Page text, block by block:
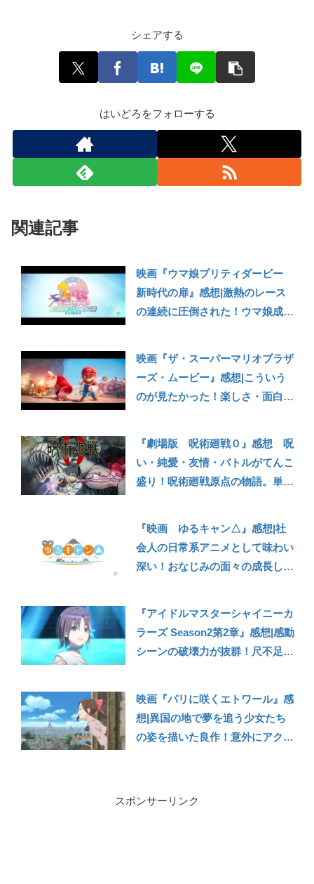
シェアする
はいどろをフォローする
関連記事
映画『ウマ娘プリティダービー
新時代の扉』感想|激熱のレース
の連続に圧倒された！ウマ娘成分
映画『ザ・スーパーマリオブラザ
ーズ・ムービー』感想|こういう
のが見たかった！楽しさ・面白さ
『劇場版 呪術廻戦０』感想 呪
い・純愛・友情・バトルがてんこ
盛り！呪術廻戦原点の物語。単体
『映画 ゆるキャン△』感想|社
会人の日常系アニメとして味わい
深い！おなじみの面々の成長した
『アイドルマスターシャイニーカ
ラーズ Season2第2章』感想|感動
シーンの破壊力が抜群！尺不足は
ニメ化されていて感無量【シャニ
アニ2nd】
映画『パリに咲くエトワール』感
想|異国の地で夢を追う少女たち
の姿を描いた良作！意外にアクシ
スポンサーリンク